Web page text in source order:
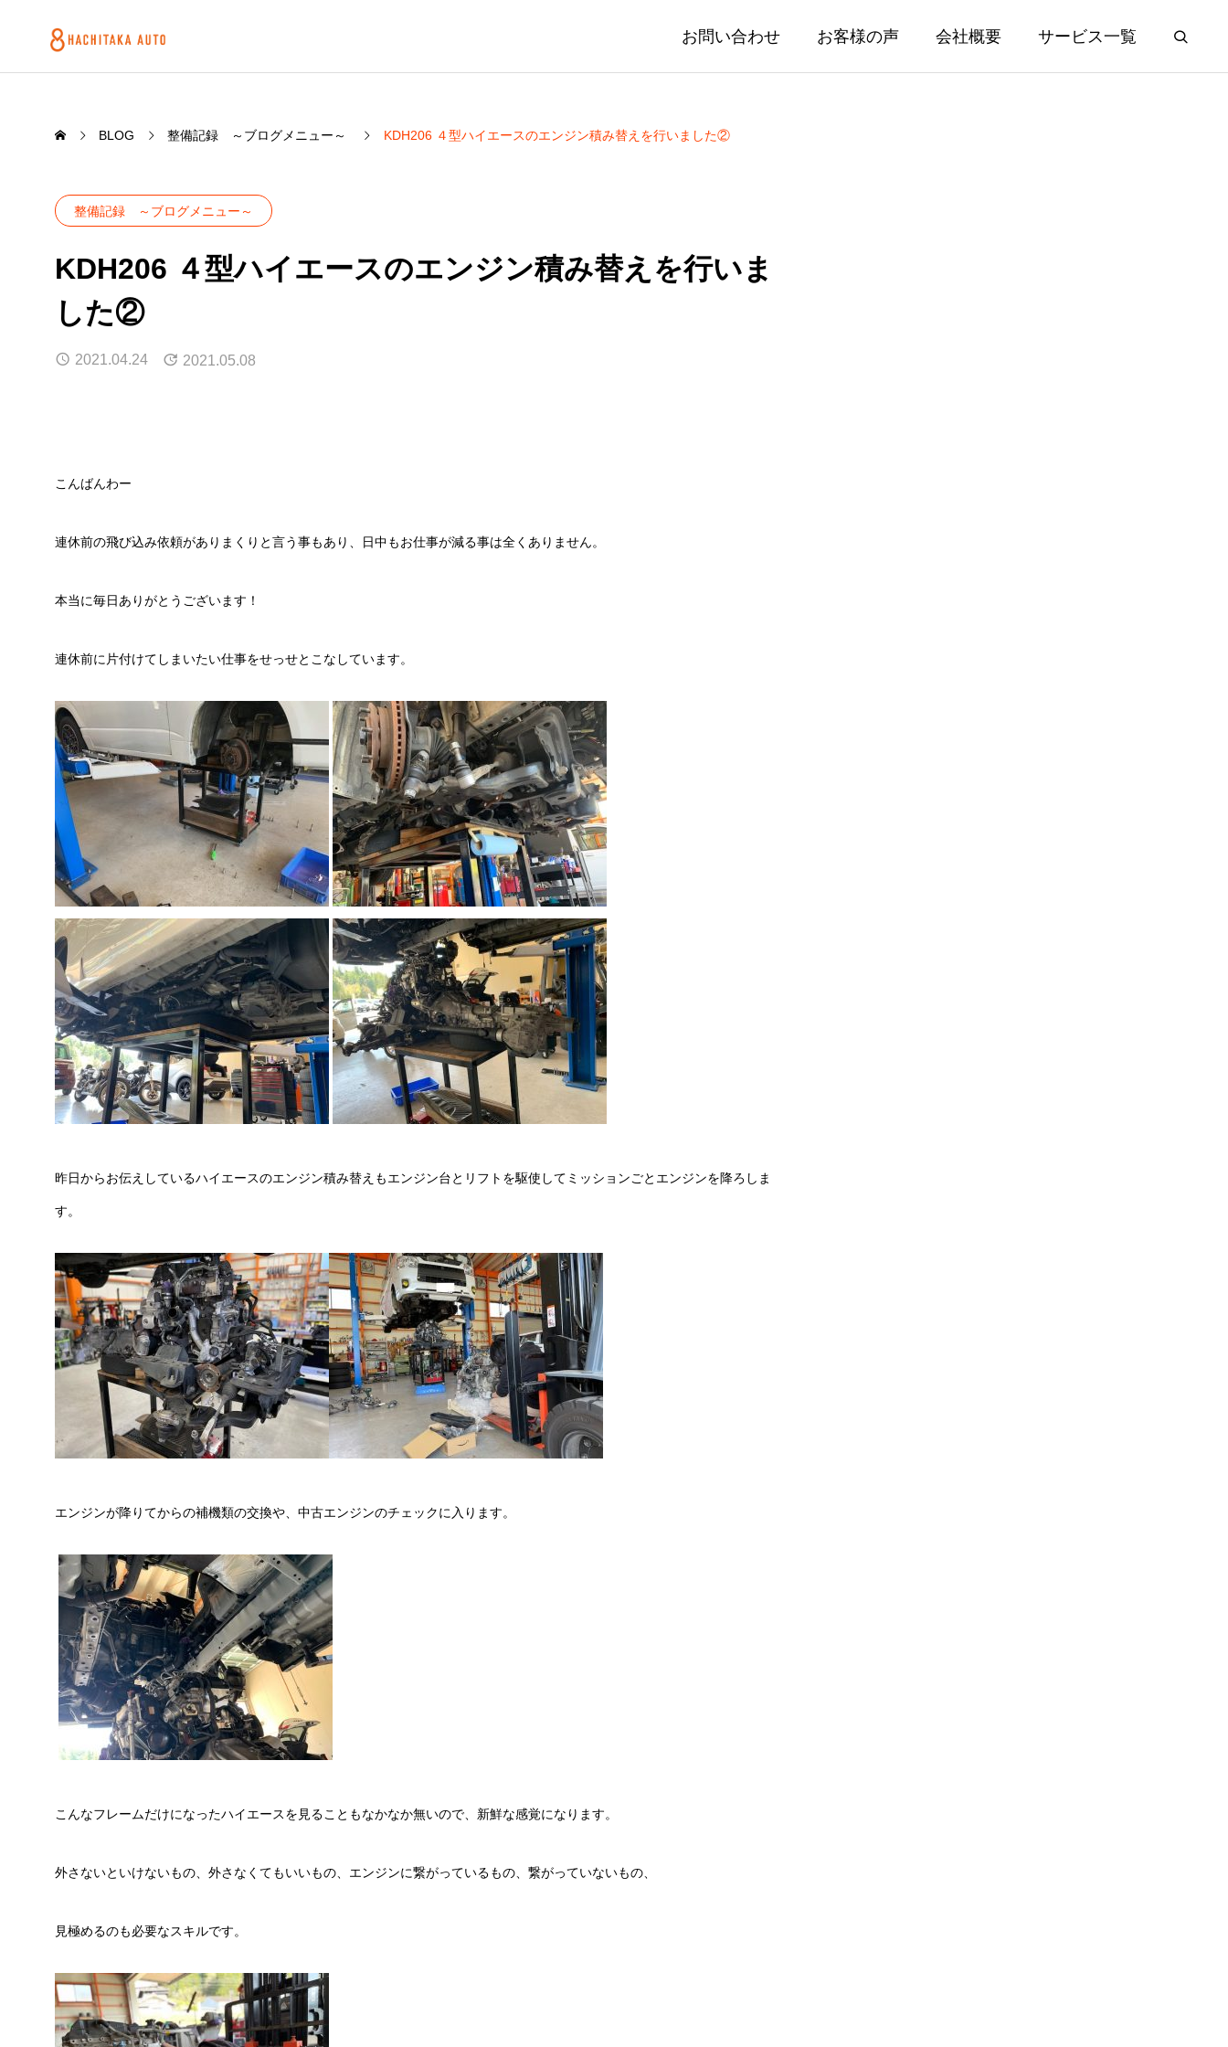
お問い合わせ お客様の声 会社概要 サービス一覧
BLOG 整備記録 ～ブログメニュー～ KDH206 ４型ハイエースのエンジン積み替えを行いました②
整備記録 ～ブログメニュー～
KDH206 ４型ハイエースのエンジン積み替えを行いま
した②
2021.04.24 2021.05.08
こんばんわー
連休前の飛び込み依頼がありまくりと言う事もあり、日中もお仕事が減る事は全くありません。
本当に毎日ありがとうございます！
連休前に片付けてしまいたい仕事をせっせとこなしています。
昨日からお伝えしているハイエースのエンジン積み替えもエンジン台とリフトを駆使してミッションごとエンジンを降ろしま
す。
エンジンが降りてからの補機類の交換や、中古エンジンのチェックに入ります。
こんなフレームだけになったハイエースを見ることもなかなか無いので、新鮮な感覚になります。
外さないといけないもの、外さなくてもいいもの、エンジンに繋がっているもの、繋がっていないもの、
見極めるのも必要なスキルです。